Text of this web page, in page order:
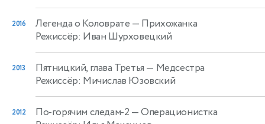
2016 Легенда о Коловрате — Прихожанка
Режиссёр: Иван Шурховецкий
2013 Пятницкий, глава Третья — Медсестра
Режиссёр: Мичислав Юзовский
2012 По-горячим следам-2 — Операционистка